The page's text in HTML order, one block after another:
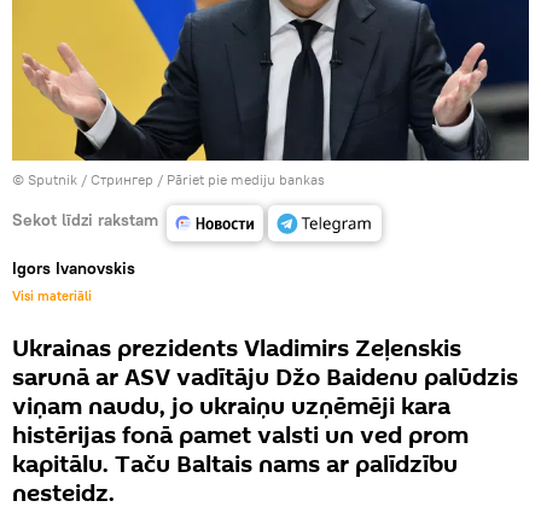
© Sputnik / Стрингер / Pāriet pie mediju bankas
Sekot līdzi rakstam
Igors Ivanovskis
Visi materiāli
Ukrainas prezidents Vladimirs Zeļenskis
sarunā ar ASV vadītāju Džo Baidenu palūdzis
viņam naudu, jo ukraiņu uzņēmēji kara
histērijas fonā pamet valsti un ved prom
kapitālu. Taču Baltais nams ar palīdzību
nesteidz.